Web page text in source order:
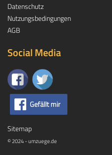
Datenschutz
Nutzungsbedingungen
AGB
Social Media
Gefällt mir
Sitemap
© 2024 - umzuege.de